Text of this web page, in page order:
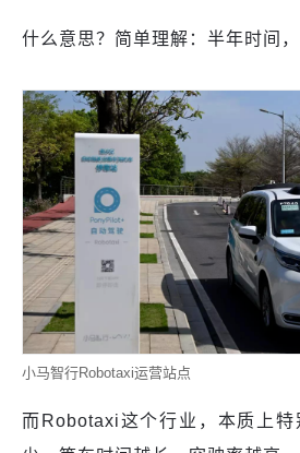
什么意思？简单理解：半年时间
小马智行Robotaxi运营站点
而Robotaxi这个行业，本质上